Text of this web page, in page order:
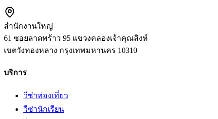
สำนักงานใหญ่
61 ซอยลาดพร้าว 95 แขวงคลองเจ้าคุณสิงห์
เขตวังทองหลาง กรุงเทพมหานคร 10310
บริการ
วีซ่าท่องเที่ยว
วีซ่านักเรียน